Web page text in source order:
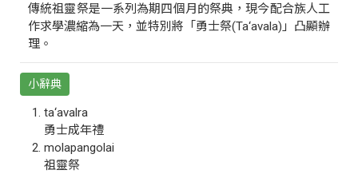
傳統祖靈祭是一系列為期四個月的祭典，現今配合族人工
作求學濃縮為一天，並特別將「勇士祭(Ta‘avala)」凸顯辦
理。
小辭典
ta‘avalra
勇士成年禮
molapangolai
祖靈祭